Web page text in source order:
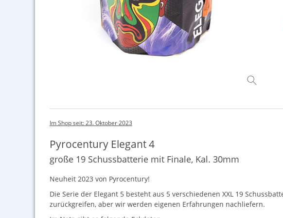
Im Shop seit: 23. Oktober 2023
Pyrocentury Elegant 4
große 19 Schussbatterie mit Finale, Kal. 30mm
Neuheit 2023 von Pyrocentury!
Die Serie der Elegant 5 besteht aus 5 verschiedenen XXL 19
zurückgreifen, aber wir werden eigenen Erfahrungen nachliefern.